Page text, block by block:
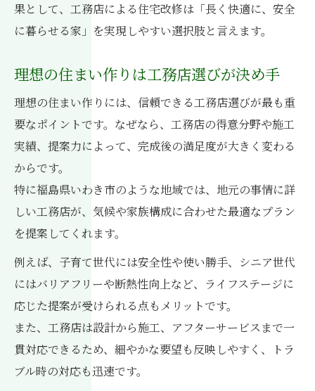
中古物件リノベーションは工務店が安心
工務店選びが左右するリノベーション成功
地域密着工務店のリノベーション提案力に
注目
工務店によるリノベーション後の暮らし向
上
工務店で始める住宅の価値向上リフォーム
工務店が提案する住宅価値向上リフォーム
店の工夫
工務店選びで実現する高品質リフォーム体
験
果として、工務店による住宅改修は「長く快適に、安全
に暮らせる家」を実現しやすい選択肢と言えます。
理想の住まい作りは工務店選びが決め手
理想の住まい作りには、信頼できる工務店選びが最も重
要なポイントです。なぜなら、工務店の得意分野や施工
実績、提案力によって、完成後の満足度が大きく変わる
からです。
特に福島県いわき市のような地域では、地元の事情に詳
しい工務店が、気候や家族構成に合わせた最適なプラン
を提案してくれます。
例えば、子育て世代には安全性や使い勝手、シニア世代
にはバリアフリーや断熱性向上など、ライフステージに
応じた提案が受けられる点もメリットです。
また、工務店は設計から施工、アフターサービスまで一
貫対応できるため、細やかな要望も反映しやすく、トラ
ブル時の対応も迅速です。